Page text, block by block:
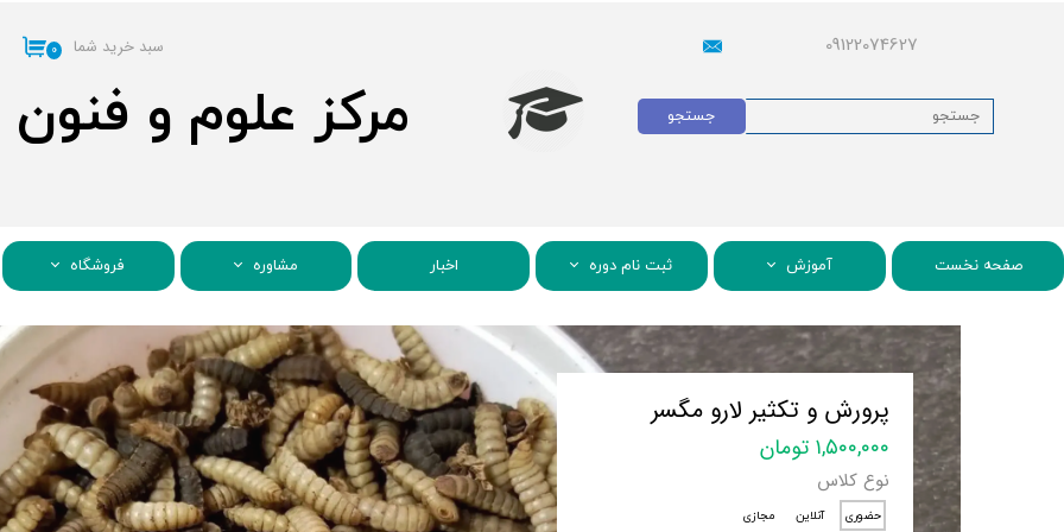
09122074627
مرکز علوم و فنون
۰ سبد خرید شما
جستجو
صفحه نخست آموزش ثبت نام دوره اخبار مشاوره فروشگاه
پرورش و تکثیر لارو مگسر
۱,۵۰۰,۰۰۰ تومان
نوع کلاس
حضوری آنلاین مجازی